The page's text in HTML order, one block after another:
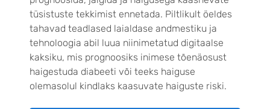
tüsistuste tekkimist ennetada. Piltlikult öeldes
tahavad teadlased laialdase andmestiku ja
tehnoloogia abil luua niinimetatud digitaalse
kaksiku, mis prognoosiks inimese tõenäosust
haigestuda diabeeti või teeks haiguse
olemasolul kindlaks kaasuvate haiguste riski.